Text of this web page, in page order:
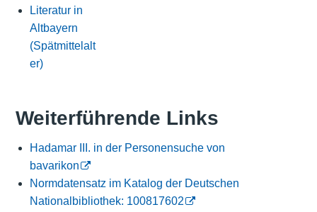
Literatur in
Altbayern
(Spätmittelalt
er)
Weiterführende Links
Hadamar III. in der Personensuche von
bavarikon
Normdatensatz im Katalog der Deutschen
Nationalbibliothek: 100817602